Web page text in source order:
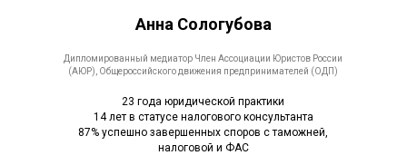
Анна Сологубова
Дипломированный медиатор Член Ассоциации Юристов России
(АЮР), Общероссийского движения предпринимателей (ОДП)
23 года юридической практики
14 лет в статусе налогового консультанта
87% успешно завершенных споров с таможней,
налоговой и ФАС